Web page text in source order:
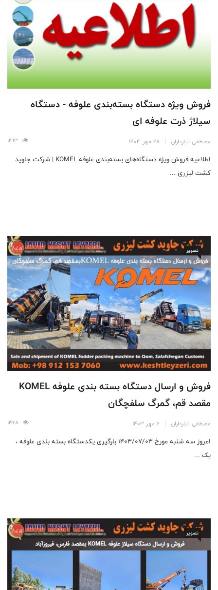
فروش ویژه دستگاه‌ بسته‌بندی علوفه - دستگاه
سیلاژ ذرت علوفه ای
مصطفی انبارداران 28 مهر 1403
اطلاعیه فروش ویژه دستگاه‌های بسته‌بندی علوفه KOMEL | شرکت جاوید
کشت لیزری ...
تصویر
فروش و ارسال دستگاه بسته بندی علوفه KOMEL
مقصد قم،‌ گمرگ سلفچگان
مصطفی انبارداران 6 مهر 1403
امروز سه شنبه مورخ 1403/07/03 بارگیری یکدستگاه بسته بندی علوفه ،
یک ...
تصویر